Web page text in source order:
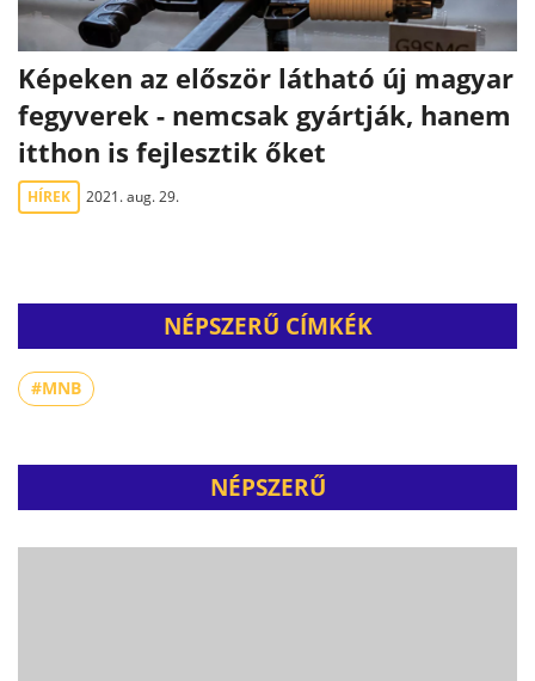
Képeken az először látható új magyar
fegyverek - nemcsak gyártják, hanem
itthon is fejlesztik őket
HÍREK 2021. aug. 29.
NÉPSZERŰ CÍMKÉK
#MNB
NÉPSZERŰ